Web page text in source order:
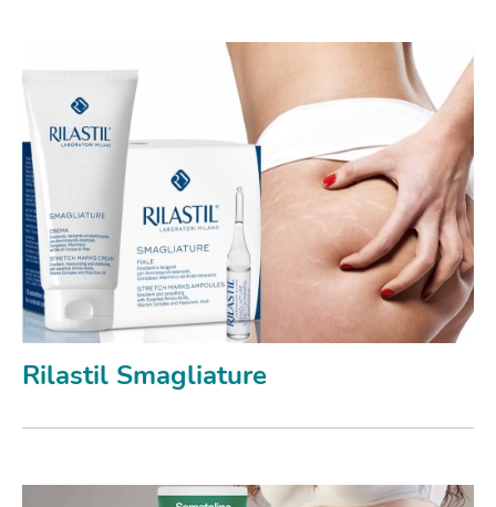
Rilastil Smagliature